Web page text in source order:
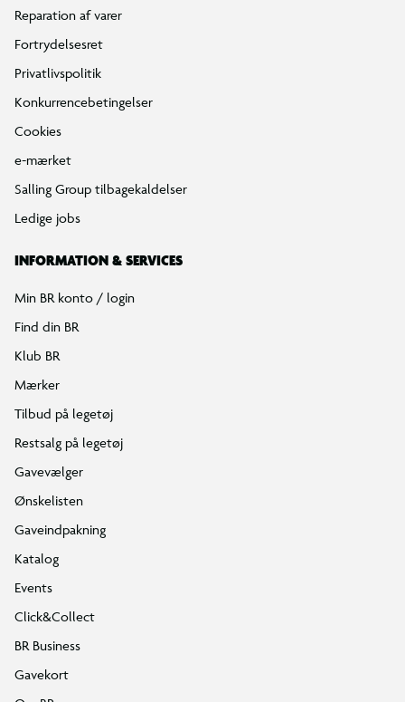
Reparation af varer
Fortrydelsesret
Privatlivspolitik
Konkurrencebetingelser
Cookies
e-mærket
Salling Group tilbagekaldelser
Ledige jobs
INFORMATION & SERVICES
Min BR konto / login
Find din BR
Klub BR
Mærker
Tilbud på legetøj
Restsalg på legetøj
Gavevælger
Ønskelisten
Gaveindpakning
Katalog
Events
Click&Collect
BR Business
Gavekort